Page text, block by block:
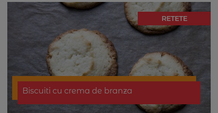
RETETE
Biscuiti cu crema de branza